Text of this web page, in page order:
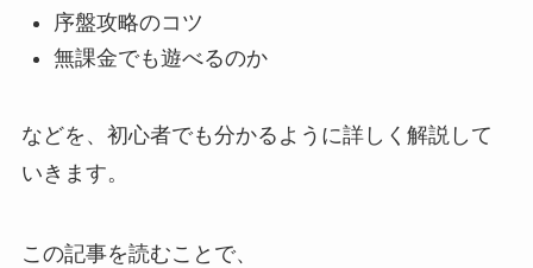
序盤攻略のコツ
無課金でも遊べるのか
などを、初心者でも分かるように詳しく解説して
いきます。
この記事を読むことで、